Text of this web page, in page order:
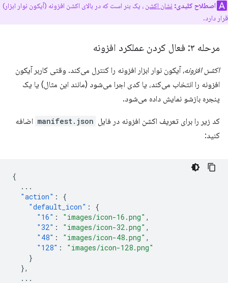
اصطلاح کلیدی: نشان اکشن ، یک بنر است که در بالای اکشن افزونه (آیکون نوار ابزار)
قرار دارد.
مرحله ۳: فعال کردن عملکرد افزونه
اکشن افزونه، آیکون نوار ابزار افزونه را کنترل می‌کند. وقتی کاربر آیکون
افزونه را انتخاب می‌کند، یا کدی اجرا می‌شود (مانند این مثال) یا یک
پنجره بازشو نمایش داده می‌شود.
کد زیر را برای تعریف اکشن افزونه در فایل manifest.json اضافه
کنید:
{
...
"action" :
{
"default_icon" :
{
"16" : "images/icon-16.png" ,
"32" : "images/icon-32.png" ,
"48" : "images/icon-48.png" ,
"128" :
"images/icon-128.png"
}
},
...